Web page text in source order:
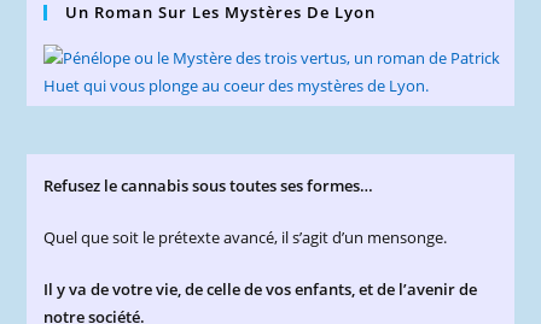
Un Roman Sur Les Mystères De Lyon
Refusez le cannabis sous toutes ses formes…
Quel que soit le prétexte avancé, il s’agit d’un mensonge.
Il y va de votre vie, de celle de vos enfants, et de l’avenir de
notre société.